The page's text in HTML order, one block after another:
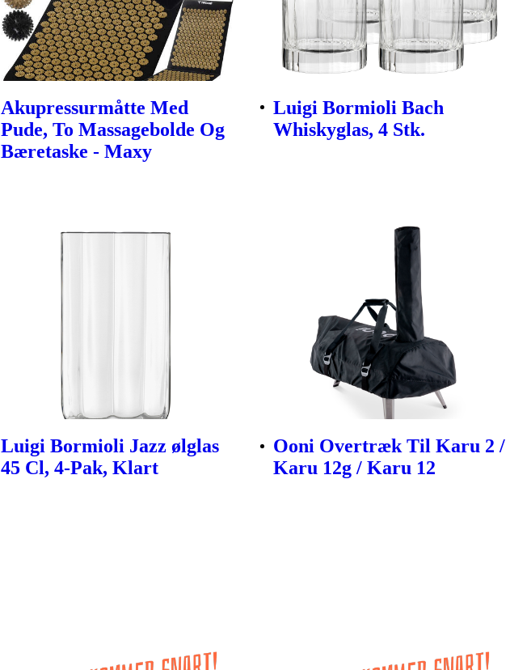
Akupressurmåtte Med
Pude, To Massagebolde Og
Bæretaske - Maxy
Luigi Bormioli Bach
Whiskyglas, 4 Stk.
Luigi Bormioli Jazz ølglas
45 Cl, 4-Pak, Klart
Ooni Overtræk Til Karu 2 /
Karu 12g / Karu 12